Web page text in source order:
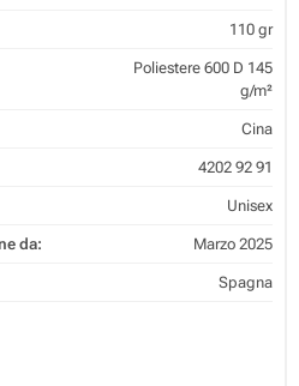
110 gr
Poliestere 600 D 145
g/m²
Cina
4202 92 91
Unisex
da: Marzo 2025
Spagna